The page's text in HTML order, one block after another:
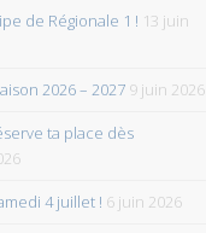
de Régionale 1 ! 13 juin
2026 – 2027 9 juin 2026
ta place dès
4 juillet ! 6 juin 2026